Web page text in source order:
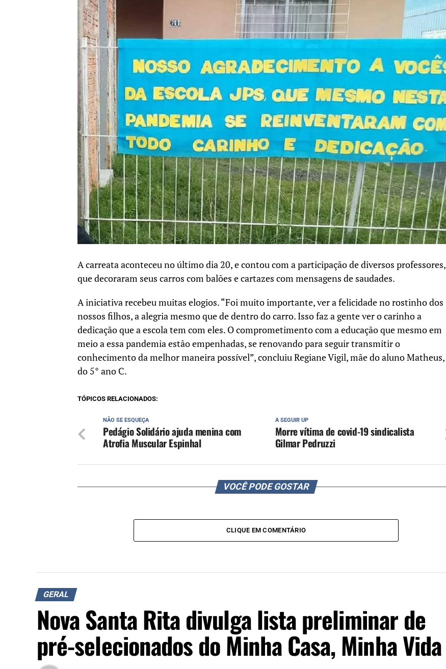
A carreata aconteceu no último dia 20, e contou com a participação de diversos professores,
que decoraram seus carros com balões e cartazes com mensagens de saudades.
A iniciativa recebeu muitas elogios. “Foi muito importante, ver a felicidade no rostinho dos
nossos filhos, a alegria mesmo que de dentro do carro. Isso faz a gente ver o carinho a
dedicação que a escola tem com eles. O comprometimento com a educação que mesmo em
meio a essa pandemia estão empenhadas, se renovando para seguir transmitir o
conhecimento da melhor maneira possível”, concluiu Regiane Vigil, mãe do aluno Matheus,
do 5° ano C.
TÓPICOS RELACIONADOS:
A SEGUIR UP
Morre vítima de covid-19 sindicalista
Gilmar Pedruzzi
NÃO SE ESQUEÇA
Pedágio Solidário ajuda menina com
Atrofia Muscular Espinhal
VOCÊ PODE GOSTAR
CLIQUE EM COMENTÁRIO
GERAL
Nova Santa Rita divulga lista preliminar de
pré-selecionados do Minha Casa, Minha Vida